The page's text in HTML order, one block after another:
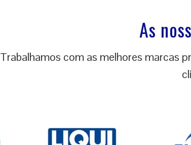
As
Trabalhamos com as melhores marcas